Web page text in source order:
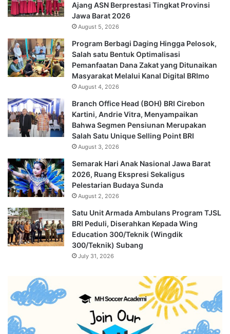
Ajang ASN Berprestasi Tingkat Provinsi
Jawa Barat 2026
August 5, 2026
Program Berbagi Daging Hingga Pelosok,
Salah satu Bentuk Optimalisasi
Pemanfaatan Dana Zakat yang Ditunaikan
Masyarakat Melalui Kanal Digital BRImo
August 4, 2026
Branch Office Head (BOH) BRI Cirebon
Kartini, Andrie Vitra, Menyampaikan
Bahwa Segmen Pensiunan Merupakan
Salah Satu Unique Selling Point BRI
August 3, 2026
Semarak Hari Anak Nasional Jawa Barat
2026, Ruang Ekspresi Sekaligus
Pelestarian Budaya Sunda
August 2, 2026
Satu Unit Armada Ambulans Program TJSL
BRI Peduli, Diserahkan Kepada Wing
Education 300/Teknik (Wingdik
300/Teknik) Subang
July 31, 2026